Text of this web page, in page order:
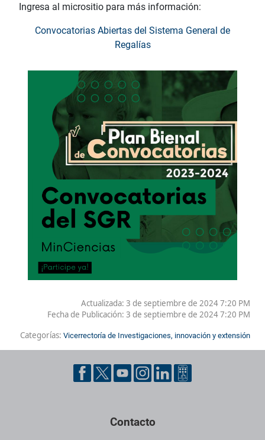
Ingresa al micrositio para más información:
Convocatorias Abiertas del Sistema General de
Regalías
Actualizada: 3 de septiembre de 2024 7:20 PM
Fecha de Publicación: 3 de septiembre de 2024 7:20 PM
Categorías: Vicerrectoría de Investigaciones, innovación y extensión
Contacto